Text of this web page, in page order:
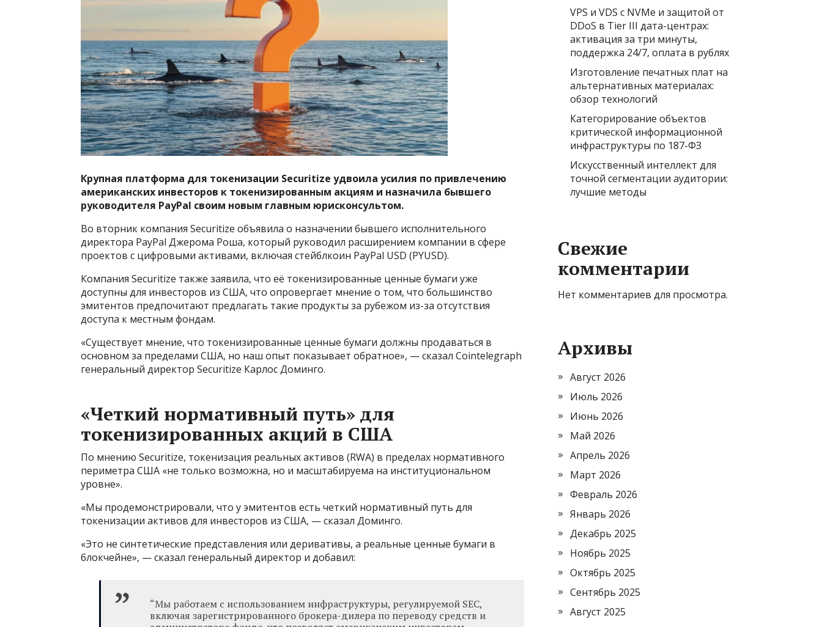
Крупная платформа для токенизации Securitize удвоила усилия по привлечению
американских инвесторов к токенизированным акциям и назначила бывшего
руководителя PayPal своим новым главным юрисконсультом.
Во вторник компания Securitize объявила о назначении бывшего исполнительного
директора PayPal Джерома Роша, который руководил расширением компании в сфере
проектов с цифровыми активами, включая стейблкоин PayPal USD (PYUSD).
Компания Securitize также заявила, что её токенизированные ценные бумаги уже
доступны для инвесторов из США, что опровергает мнение о том, что большинство
эмитентов предпочитают предлагать такие продукты за рубежом из-за отсутствия
доступа к местным фондам.
«Существует мнение, что токенизированные ценные бумаги должны продаваться в
основном за пределами США, но наш опыт показывает обратное», — сказал Cointelegraph
генеральный директор Securitize Карлос Доминго.
«Четкий нормативный путь» для
токенизированных акций в США
По мнению Securitize, токенизация реальных активов (RWA) в пределах нормативного
периметра США «не только возможна, но и масштабируема на институциональном
уровне».
«Мы продемонстрировали, что у эмитентов есть четкий нормативный путь для
токенизации активов для инвесторов из США, — сказал Доминго.
«Это не синтетические представления или деривативы, а реальные ценные бумаги в
блокчейне», — сказал генеральный директор и добавил:
“Мы работаем с использованием инфраструктуры, регулируемой SEC,
включая зарегистрированного брокера-дилера по переводу средств и
VPS и VDS с NVMe и защитой от
DDoS в Tier III дата-центрах:
активация за три минуты,
поддержка 24/7, оплата в рублях
Изготовление печатных плат на
альтернативных материалах:
обзор технологий
Категорирование объектов
критической информационной
инфраструктуры по 187-ФЗ
Искусственный интеллект для
точной сегментации аудитории:
лучшие методы
Свежие
комментарии
Нет комментариев для просмотра.
Архивы
Август 2026
Июль 2026
Июнь 2026
Май 2026
Апрель 2026
Март 2026
Февраль 2026
Январь 2026
Декабрь 2025
Ноябрь 2025
Октябрь 2025
Сентябрь 2025
Август 2025